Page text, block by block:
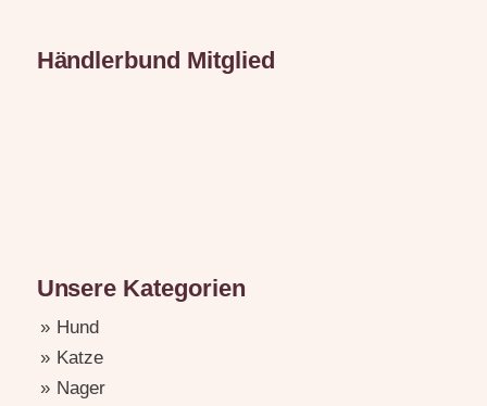
Händlerbund Mitglied
Unsere Kategorien
Hund
Katze
Nager